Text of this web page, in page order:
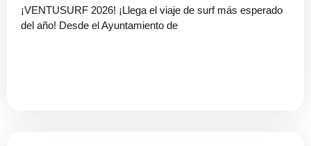
¡VENTUSURF 2026! ¡Llega el viaje de surf más esperado
del año! Desde el Ayuntamiento de